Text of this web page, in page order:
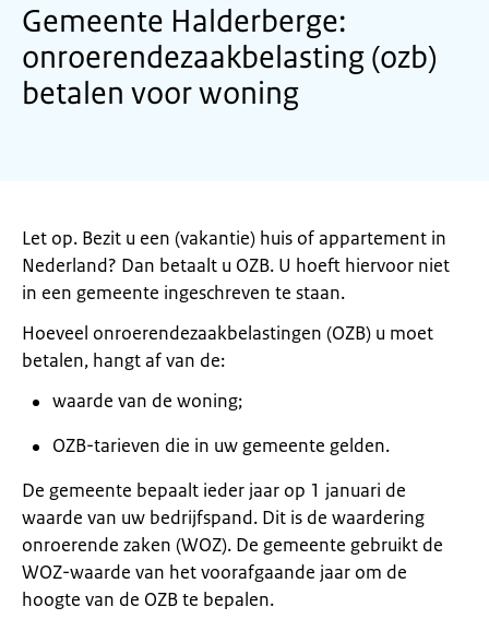
Gemeente Halderberge:
onroerendezaakbelasting (ozb)
betalen voor woning
Let op. Bezit u een (vakantie) huis of appartement in
Nederland? Dan betaalt u OZB. U hoeft hiervoor niet
in een gemeente ingeschreven te staan.
Hoeveel onroerendezaakbelastingen (OZB) u moet
betalen, hangt af van de:
waarde van de woning;
OZB-tarieven die in uw gemeente gelden.
De gemeente bepaalt ieder jaar op 1 januari de
waarde van uw bedrijfspand. Dit is de waardering
onroerende zaken (WOZ). De gemeente gebruikt de
WOZ-waarde van het voorafgaande jaar om de
hoogte van de OZB te bepalen.